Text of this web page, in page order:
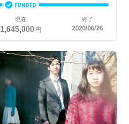
FUNDED
現在
1,645,000円
終了
2020/06/26